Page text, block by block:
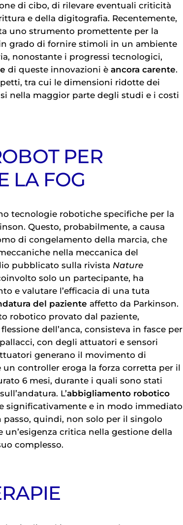
di cibo, di rilevare eventuali criticità
e della digitografia. Recentemente,
uno strumento promettente per la
grado di fornire stimoli in un ambiente
nonostante i progressi tecnologici,
di queste innovazioni è ancora carente.
tra cui le dimensioni ridotte dei
nella maggior parte degli studi e i costi
PER
LA FOG
tecnologie robotiche specifiche per la
. Questo, probabilmente, a causa
di congelamento della marcia, che
nella meccanica del
pubblicato sulla rivista Nature
solo un partecipante, ha
e valutare l’efficacia di una tuta
del paziente affetto da Parkinson.
robotico provato dal paziente,
dell’anca, consisteva in fasce per
con degli attuatori e sensori
generano il movimento di
un controller eroga la forza corretta per il
6 mesi, durante i quali sono stati
L’abbigliamento robotico
significativamente e in modo immediato
passo, quindi, non solo per il singolo
un’esigenza critica nella gestione della
complesso.